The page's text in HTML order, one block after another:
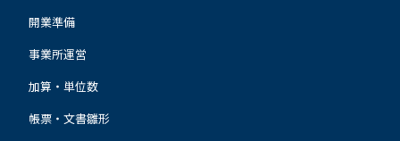
開業準備
事業所運営
加算・単位数
帳票・文書雛形